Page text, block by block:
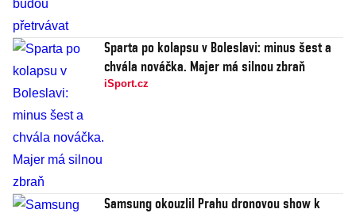
Sparta po kolapsu v Boleslavi: minus šest a
chvála nováčka. Majer má silnou zbraň
iSport.cz
Samsung okouzlil Prahu dronovou show k